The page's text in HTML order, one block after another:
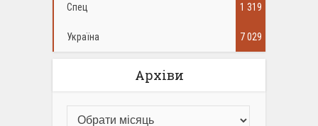
Спец 1 319
Україна 7 029
Архіви